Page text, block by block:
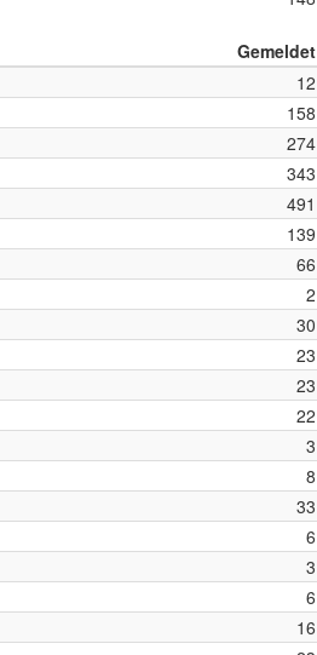
Gemeldet
12
158
274
343
491
139
66
2
30
23
23
22
3
8
33
6
3
6
16